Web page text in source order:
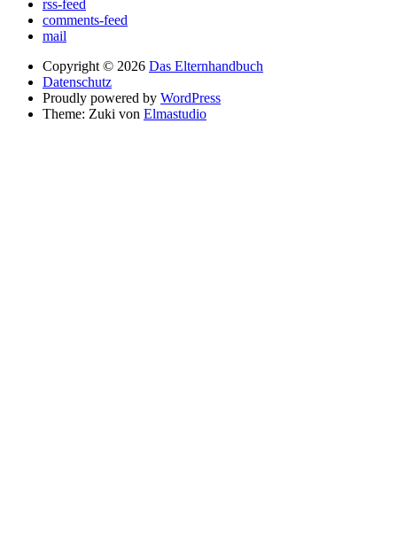
rss-feed
comments-feed
mail
Copyright © 2026 Das Elternhandbuch
Datenschutz
Proudly powered by WordPress
Theme: Zuki von Elmastudio